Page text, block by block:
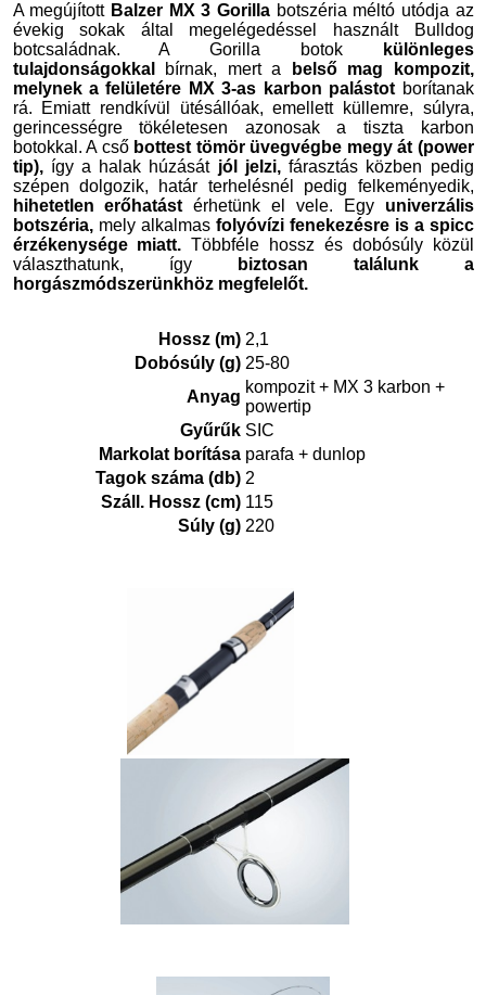
A megújítottBalzer MX 3 Gorillabotszéria méltó utódja az
évekig sokak által megelégedéssel használt Bulldog
botcsaládnak. A Gorilla botok
különleges
tulajdonságokkal
bírnak, mert a
belső mag kompozit,
melynek a felületére MX 3-as karbon palástot borítanak
rá. Emiatt rendkívül ütésállóak, emellett küllemre, súlyra,
gerincességre tökéletesen azonosak a tiszta karbon
botokkal. A cső bottest tömör üvegvégbe megy át (power
tip),így a halak húzását jól jelzi,fárasztás közben pedig
szépen dolgozik, határ terhelésnél pedig felkeményedik,
hihetetlen erőhatást érhetünk el vele. Egy univerzális
botszéria,mely alkalmas folyóvízi fenekezésre is a spicc
érzékenysége miatt.Többféle hossz és dobósúly közül
választhatunk, ígybiztosan találunk a
horgászmódszerünkhöz megfelelőt.
Hossz (m) 2,1
Dobósúly (g) 25-80
Anyag
kompozit + MX 3 karbon +
powertip
Gyűrűk SIC
Markolat borítása parafa + dunlop
Tagok száma (db) 2
Száll. Hossz (cm) 115
Súly (g) 220